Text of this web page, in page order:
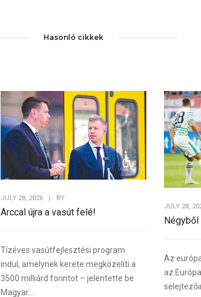
Hasonló cikkek
JULY 28, 2026 | BY
Arccal újra a vasút felé!
Tízéves vasútfejlesztési program
indul, amelynek kerete megközelíti a
3500 milliárd forintot – jelentette be
Magyar...
JULY 28,
Négyből
Az
az